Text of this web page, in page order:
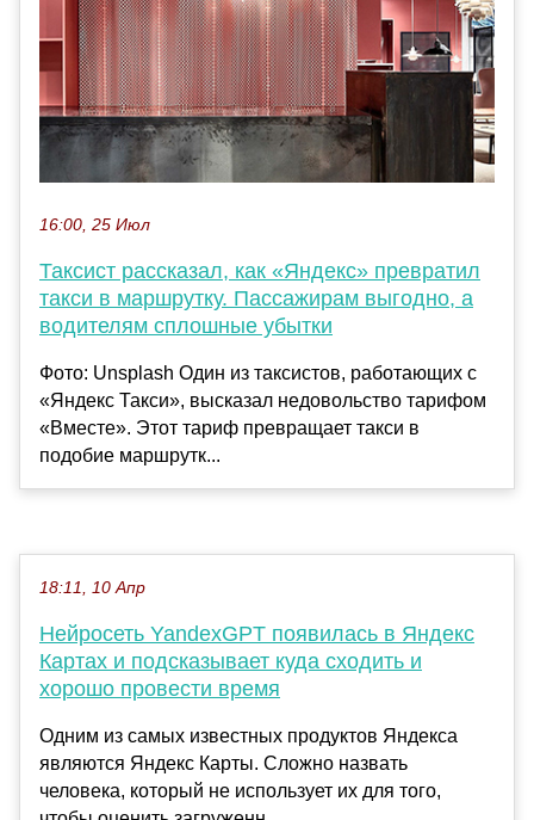
16:00, 25 Июл
Таксист рассказал, как «Яндекс» превратил
такси в маршрутку. Пассажирам выгодно, а
водителям сплошные убытки
Фото: Unsplash Один из таксистов, работающих с
«Яндекс Такси», высказал недовольство тарифом
«Вместе». Этот тариф превращает такси в
подобие маршрутк...
18:11, 10 Апр
Нейросеть YandexGPT появилась в Яндекс
Картах и подсказывает куда сходить и
хорошо провести время
Одним из самых известных продуктов Яндекса
являются Яндекс Карты. Сложно назвать
человека, который не использует их для того,